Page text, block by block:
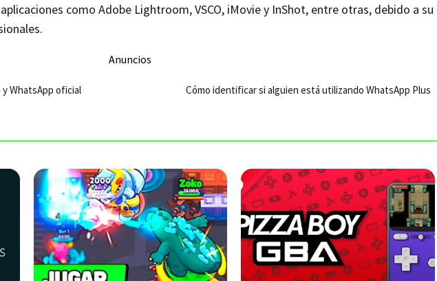
como Adobe Lightroom, VSCO, iMovie y InShot, entre otras, debido a su
Anuncios
WhatsApp oficial Cómo identificar si alguien está utilizando WhatsApp Plus